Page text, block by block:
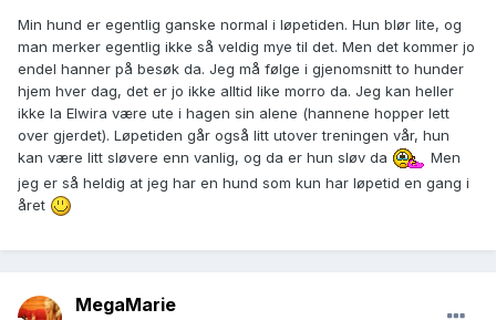
Min hund er egentlig ganske normal i løpetiden. Hun blør lite, og
man merker egentlig ikke så veldig mye til det. Men det kommer jo
endel hanner på besøk da. Jeg må følge i gjenomsnitt to hunder
hjem hver dag, det er jo ikke alltid like morro da. Jeg kan heller
ikke la Elwira være ute i hagen sin alene (hannene hopper lett
over gjerdet). Løpetiden går også litt utover treningen vår, hun
kan være litt sløvere enn vanlig, og da er hun sløv da
Men
jeg er så heldig at jeg har en hund som kun har løpetid en gang i
året
MegaMarie